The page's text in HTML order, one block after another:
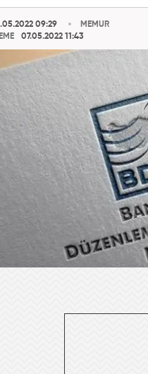
09:29
07.05.2022 11:43
MEMUR